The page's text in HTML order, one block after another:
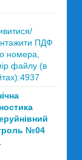
ПДФ
номера,
файлу (в
№04